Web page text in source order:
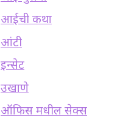
आईची कथा
आंटी
इन्सेट
उखाणे
ऑफिस मधील सेक्स